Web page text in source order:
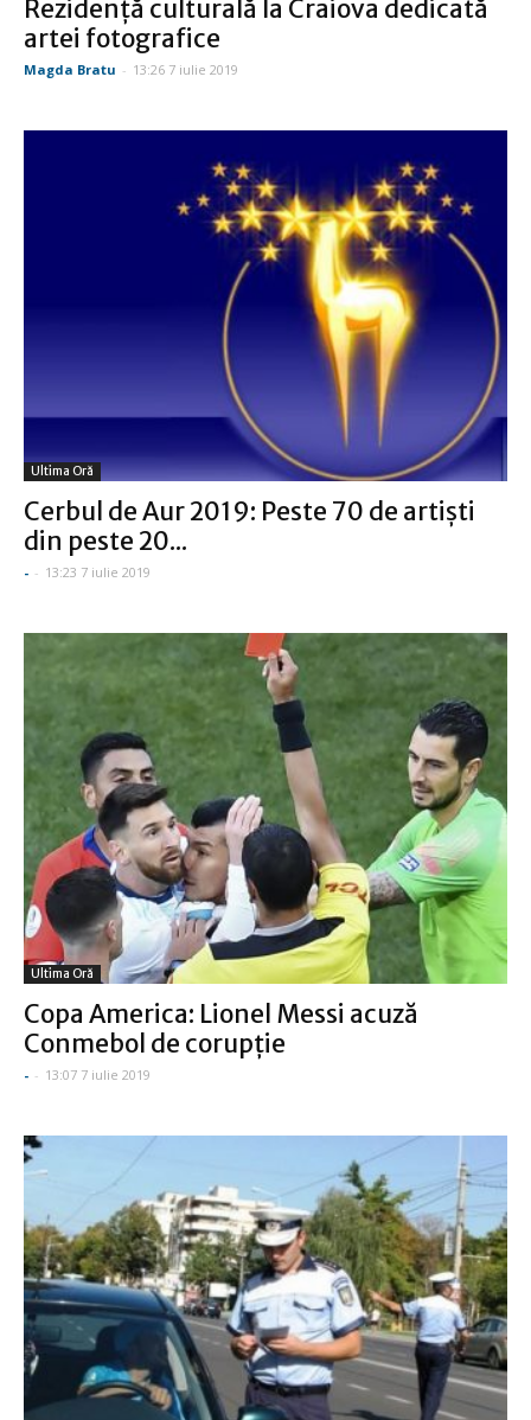
Rezidență culturală la Craiova dedicată
artei fotografice
Magda Bratu - 13:26 7 iulie 2019
Ultima Oră
Cerbul de Aur 2019: Peste 70 de artişti
din peste 20...
- - 13:23 7 iulie 2019
Ultima Oră
Copa America: Lionel Messi acuză
Conmebol de corupţie
- - 13:07 7 iulie 2019